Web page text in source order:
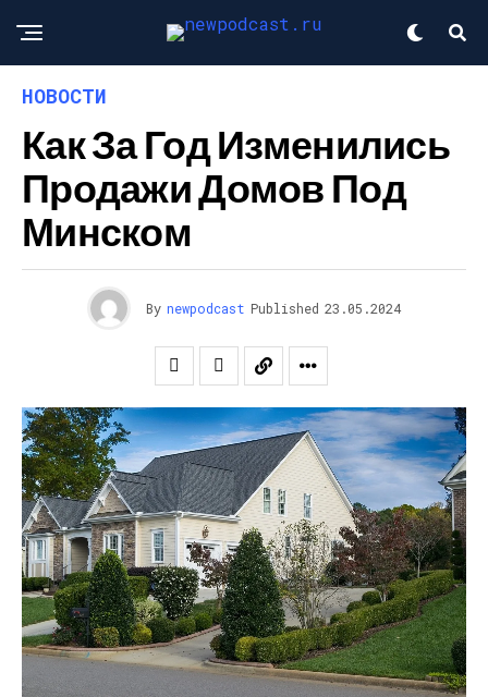
НОВОСТИ
Как За Год Изменились
Продажи Домов Под
Минском
By newpodcast Published 23.05.2024